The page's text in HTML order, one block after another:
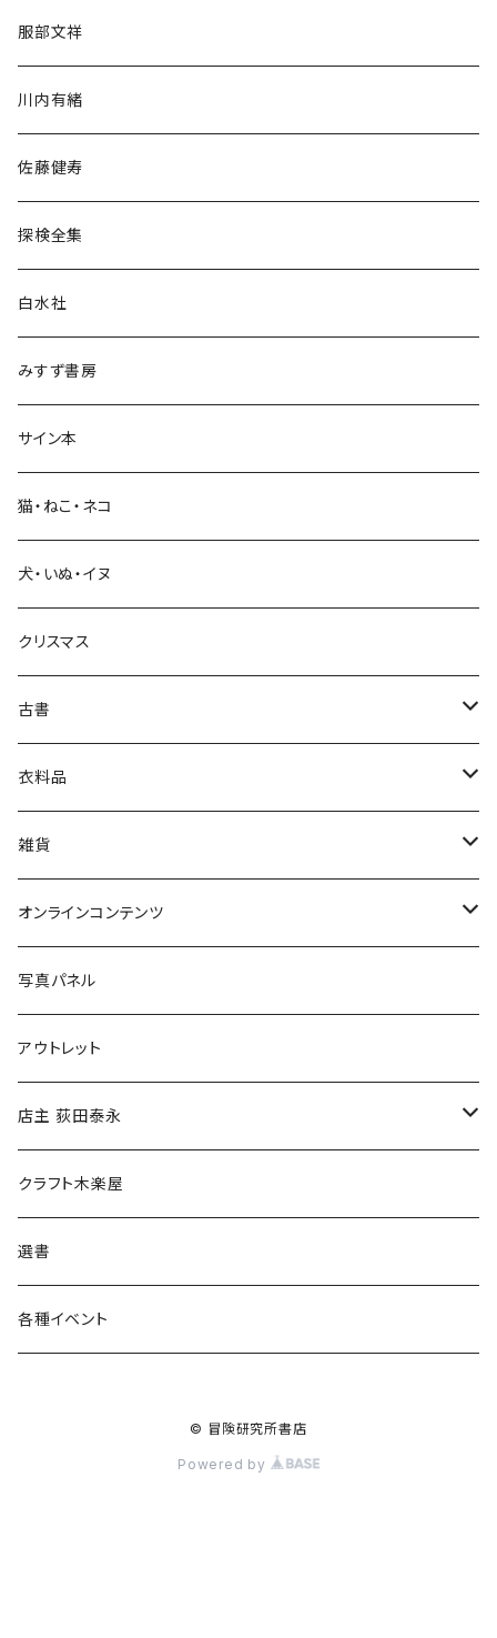
民族・風習
言語・ことば
生活・暮らし
芸術・絵画・写真
絵本・児童書
娯楽・エンターテインメント
服部文祥
川内有緒
佐藤健寿
探検全集
白水社
みすず書房
サイン本
猫・ねこ・ネコ
犬・いぬ・イヌ
クリスマス
古書
古書セット
美術
衣料品
POLEWARDS
Tシャツ
雑貨
バッグ
ブックカバー
マグカップ
傘
食料品
その他
オンラインコンテンツ
冒険クロストーク
写真パネル
アウトレット
店主 荻田泰永
書籍
ウェア
クラフト木楽屋
選書
各種イベント
© 冒険研究所書店
Powered by